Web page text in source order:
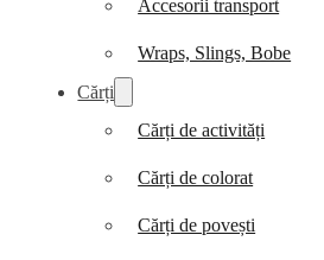
Accesorii transport
Wraps, Slings, Bobe
Cărți
Cărți de activități
Cărți de colorat
Cărți de povești